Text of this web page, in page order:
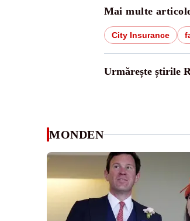
Mai multe
City Insurance
Urmărește știrile
MONDEN